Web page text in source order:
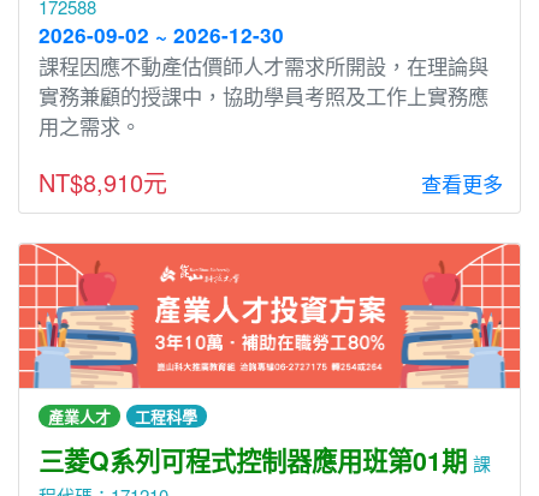
172588
2026-09-02 ~ 2026-12-30
課程因應不動產估價師人才需求所開設，在理論與
實務兼顧的授課中，協助學員考照及工作上實務應
用之需求。
NT$8,910元 查看更多
產業人才 工程科學
三菱Q系列可程式控制器應用班第01期 課